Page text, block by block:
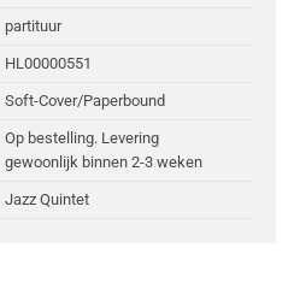
partituur
HL00000551
Soft-Cover/Paperbound
Op bestelling. Levering
gewoonlijk binnen 2-3 weken
Jazz Quintet